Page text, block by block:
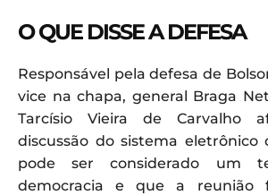
O QUE DISSE A DEFESA
Responsável pela defesa de
vice na chapa, general Braga
Tarcísio Vieira de Carvalho
discussão do sistema eletrônico
pode ser considerado um
democracia e que a reunião